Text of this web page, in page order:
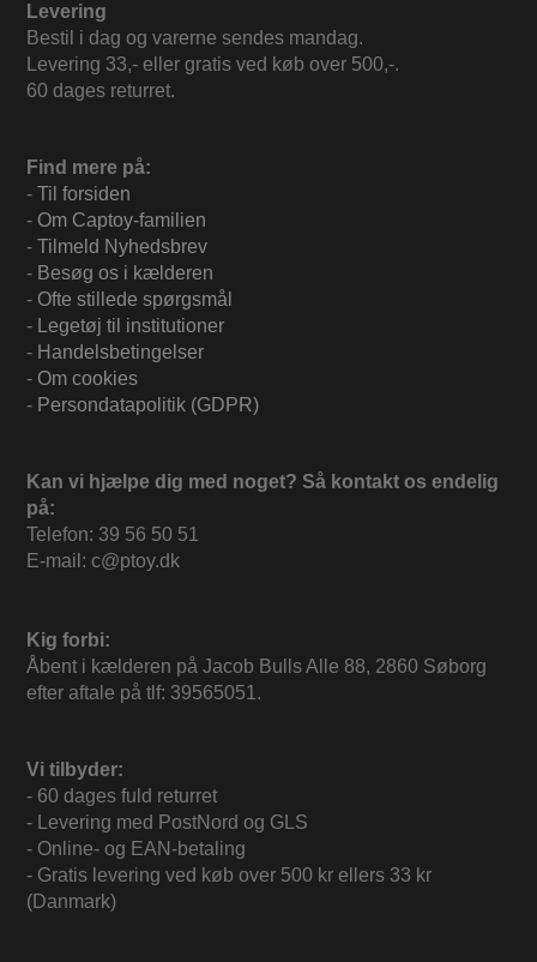
Levering
Bestil i dag og varerne sendes mandag.
Levering 33,- eller gratis ved køb over 500,-.
60 dages returret.
Find mere på:
- Til forsiden
- Om Captoy-familien
- Tilmeld Nyhedsbrev
- Besøg os i kælderen
- Ofte stillede spørgsmål
- Legetøj til institutioner
- Handelsbetingelser
- Om cookies
- Persondatapolitik (GDPR)
Kan vi hjælpe dig med noget? Så kontakt os endelig
på:
Telefon: 39 56 50 51
E-mail: c@ptoy.dk
Kig forbi:
Åbent i kælderen på Jacob Bulls Alle 88, 2860 Søborg
efter aftale på tlf: 39565051.
Vi tilbyder:
- 60 dages fuld returret
- Levering med PostNord og GLS
- Online- og EAN-betaling
- Gratis levering ved køb over 500 kr ellers 33 kr
(Danmark)